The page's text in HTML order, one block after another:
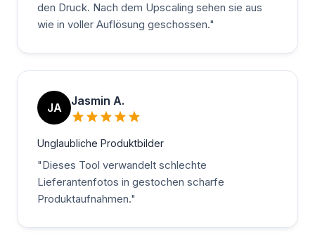
den Druck. Nach dem Upscaling sehen sie aus
wie in voller Auflösung geschossen."
JA
Jasmin A.
Unglaubliche Produktbilder
"Dieses Tool verwandelt schlechte
Lieferantenfotos in gestochen scharfe
Produktaufnahmen."